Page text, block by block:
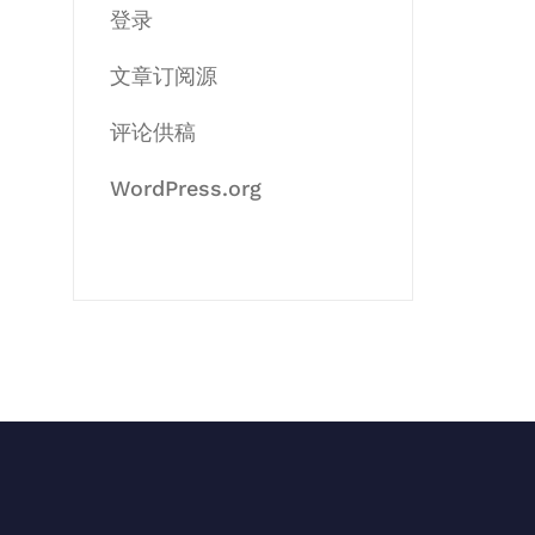
登录
文章订阅源
评论供稿
WordPress.org